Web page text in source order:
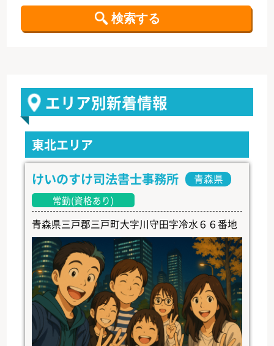
エリア別新着情報
東北エリア
けいのすけ司法書士事務所
青森県
常勤(資格あり)
青森県三戸郡三戸町大字川守田字冷水６６番地